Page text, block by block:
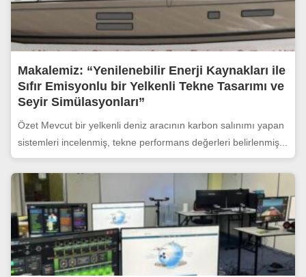
Makalemiz: “Yenilenebilir Enerji Kaynakları ile
Sıfır Emisyonlu bir Yelkenli Tekne Tasarımı ve
Seyir Simülasyonları”
Özet Mevcut bir yelkenli deniz aracının karbon salınımı yapan
sistemleri incelenmiş, tekne performans değerleri belirlenmiş...